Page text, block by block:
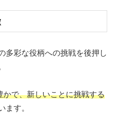
多彩な役柄への挑戦を後押し
かで、新しいことに挑戦する
ます。